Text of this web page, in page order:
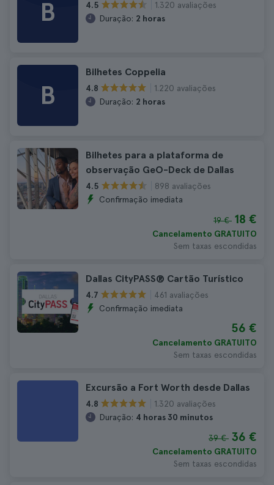
B 4.5
1.320 avaliações
Duração: 2 horas
B
Bilhetes Coppelia
4.8
1.220 avaliações
Duração: 2 horas
Bilhetes para a plataforma de
observação GeO-Deck de Dallas
4.5
898 avaliações
Confirmação imediata
19 € 18 €
Cancelamento GRATUITO
Sem taxas escondidas
Dallas CityPASS® Cartão Turístico
4.7
461 avaliações
Confirmação imediata
56 €
Cancelamento GRATUITO
Sem taxas escondidas
Excursão a Fort Worth desde Dallas
4.8
1.320 avaliações
Duração: 4 horas 30 minutos
39 € 36 €
Cancelamento GRATUITO
Sem taxas escondidas